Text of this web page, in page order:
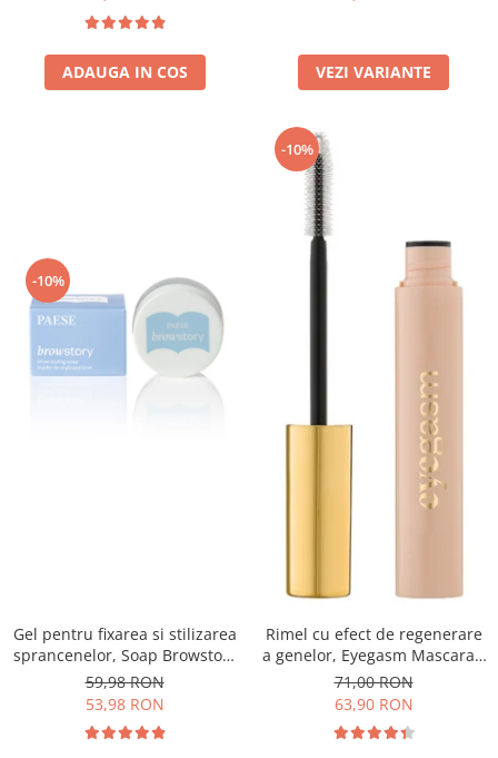
ADAUGA IN COS VEZI VARIANTE
-10%
Gel pentru fixarea si stilizarea
sprancenelor, Soap Browstory
- 8g
59,98 RON
53,98 RON
-10%
Rimel cu efect de regenerare
a genelor, Eyegasm Mascara -
8ml
71,00 RON
63,90 RON